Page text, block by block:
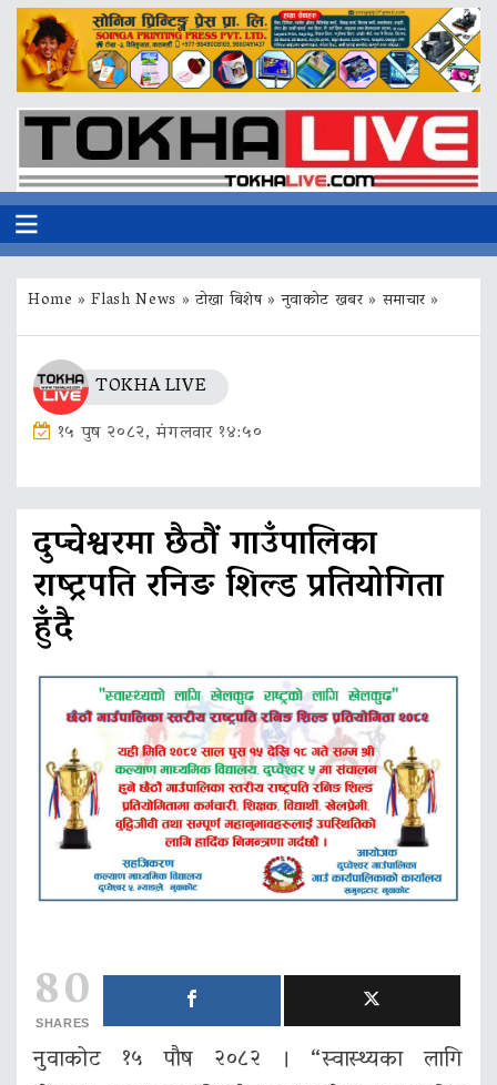
Home »Flash News » टोखा बिशेष»नुवाकोट खबर» समाचार»
TOKHA LIVE
१५ पुष २०८२, मंगलवार १४:५०
दुप्चेश्वरमा छैठाैं गाउँपालिका
राष्ट्रपति रनिङ शिल्ड प्रतियोगिता
हुँदै
80
SHARES
नुवाकोट १५ पौष २०८२ । “स्वास्थ्यका लागि